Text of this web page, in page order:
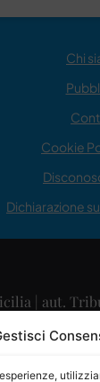
Chi
Cookie
Dichiarazione
| aut.
29/09/